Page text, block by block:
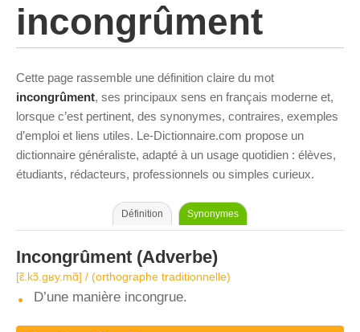
incongrûment
Cette page rassemble une définition claire du mot
incongrûment, ses principaux sens en français moderne et,
lorsque c’est pertinent, des synonymes, contraires, exemples
d’emploi et liens utiles. Le-Dictionnaire.com propose un
dictionnaire généraliste, adapté à un usage quotidien : élèves,
étudiants, rédacteurs, professionnels ou simples curieux.
Définition Synonymes
Incongrûment (Adverbe)
[ɛ̃.kɔ̃.ɡʁy.mɑ̃] / (orthographe traditionnelle)
D’une manière incongrue.